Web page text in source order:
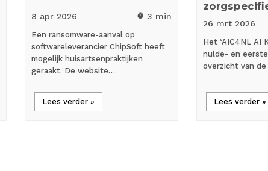
8 apr 2026 timer 3 min
Een ransomware-aanval op
softwareleverancier ChipSoft heeft
mogelijk huisartsenpraktijken
geraakt. De website…
Lees verder »
26 mrt 2026
Het ‘AIC4NL AI
nulde- en
overzicht van
Lees verder »